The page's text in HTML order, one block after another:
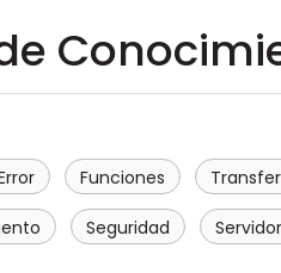
Funciones
Seguridad